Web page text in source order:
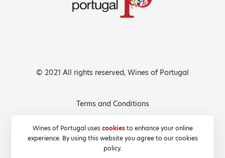
Wines of Portugal usescookiesto enhance your online
experience. By using this website you agree to our cookies
policy.
© 2021 All rights reserved, Wines of Portugal
Terms and Conditions
Cookies Policy